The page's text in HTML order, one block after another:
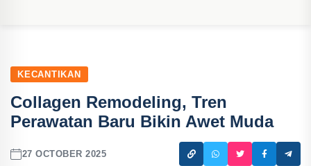
KECANTIKAN
Collagen Remodeling, Tren
Perawatan Baru Bikin Awet Muda
27 OCTOBER 2025